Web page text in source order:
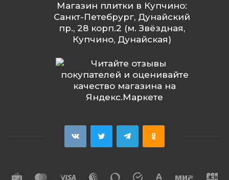
Магазин плитки в Купчино:
Санкт-Петебрург, Дунайский
пр., 28 корп.2 (м. Звёздная,
Купчино, Дунайская)